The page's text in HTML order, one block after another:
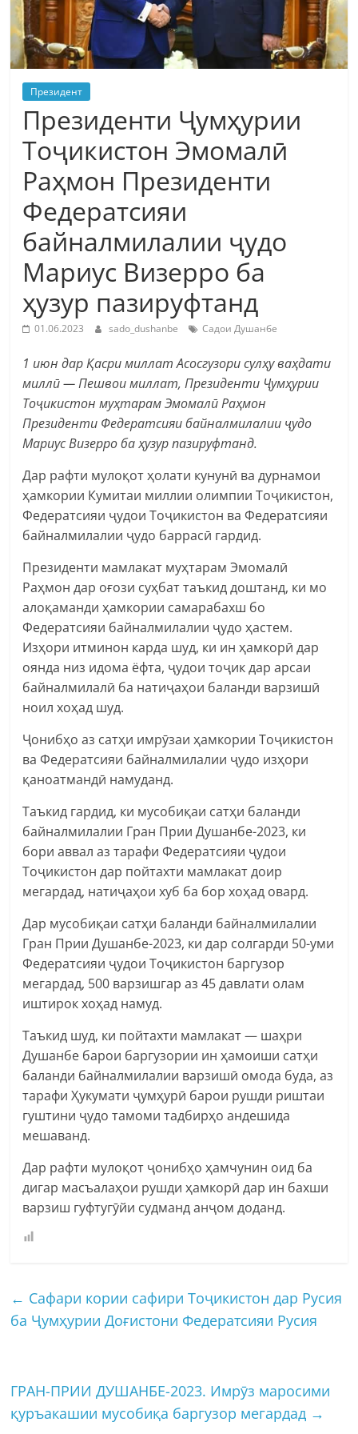
Президент
Президенти Ҷумҳурии
Тоҷикистон Эмомалӣ
Раҳмон Президенти
Федератсияи
байналмилалии ҷудо
Мариус Визерро ба
ҳузур пазируфтанд
01.06.2023 sado_dushanbe Садои Душанбе
1 июн дар Қасри миллат Асосгузори сулҳу ваҳдати
миллӣ — Пешвои миллат, Президенти Ҷумҳурии
Тоҷикистон муҳтарам Эмомалӣ Раҳмон
Президенти Федератсияи байналмилалии ҷудо
Мариус Визерро ба ҳузур пазируфтанд.
Дар рафти мулоқот ҳолати кунунӣ ва дурнамои
ҳамкории Кумитаи миллии олимпии Тоҷикистон,
Федератсияи ҷудои Тоҷикистон ва Федератсияи
байналмилалии ҷудо баррасӣ гардид.
Президенти мамлакат муҳтарам Эмомалӣ
Раҳмон дар оғози суҳбат таъкид доштанд, ки мо
алоқаманди ҳамкории самарабахш бо
Федератсияи байналмилалии ҷудо ҳастем.
Изҳори итминон карда шуд, ки ин ҳамкорӣ дар
оянда низ идома ёфта, ҷудои тоҷик дар арсаи
байналмилалӣ ба натиҷаҳои баланди варзишӣ
ноил хоҳад шуд.
Ҷонибҳо аз сатҳи имрӯзаи ҳамкории Тоҷикистон
ва Федератсияи байналмилалии ҷудо изҳори
қаноатмандӣ намуданд.
Таъкид гардид, ки мусобиқаи сатҳи баланди
байналмилалии Гран Прии Душанбе-2023, ки
бори аввал аз тарафи Федератсияи ҷудои
Тоҷикистон дар пойтахти мамлакат доир
мегардад, натиҷаҳои хуб ба бор хоҳад овард.
Дар мусобиқаи сатҳи баланди байналмилалии
Гран Прии Душанбе-2023, ки дар солгарди 50-уми
Федератсияи ҷудои Тоҷикистон баргузор
мегардад, 500 варзишгар аз 45 давлати олам
иштирок хоҳад намуд.
Таъкид шуд, ки пойтахти мамлакат — шаҳри
Душанбе барои баргузории ин ҳамоиши сатҳи
баланди байналмилалии варзишӣ омода буда, аз
тарафи Ҳукумати ҷумҳурӣ барои рушди риштаи
гуштини ҷудо тамоми тадбирҳо андешида
мешаванд.
Дар рафти мулоқот ҷонибҳо ҳамчунин оид ба
дигар масъалаҳои рушди ҳамкорӣ дар ин бахши
варзиш гуфтугӯйи судманд анҷом доданд.
← Сафари кории сафири Тоҷикистон дар Русия
ба Ҷумҳурии Доғистони Федератсияи Русия
ГРАН-ПРИИ ДУШАНБЕ-2023. Имрӯз маросими
қуръакашии мусобиқа баргузор мегардад →